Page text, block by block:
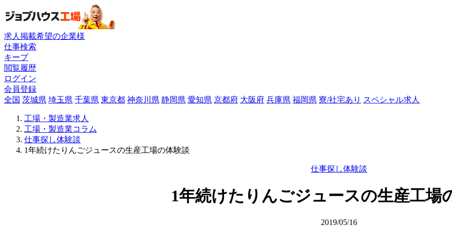
求人掲載希望の企業様
仕事検索
キープ
閲覧履歴
ログイン
会員登録
全国 茨城県 埼玉県 千葉県 東京都 神奈川県 静岡県 愛知県 京都府 大阪府 兵庫県 福岡県 寮/社宅あり スペシャル求人
工場・製造業求人
工場・製造業コラム
仕事探し体験談
1年続けたりんごジュースの生産工場の体験談
仕事探し体験談
1年続けたりんごジュースの生産工場
2019/05/16